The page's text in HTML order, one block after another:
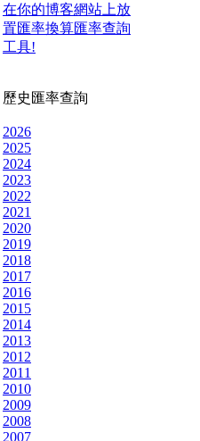
在你的博客網站上放
置匯率換算匯率查詢
工具!
歷史匯率查詢
2026
2025
2024
2023
2022
2021
2020
2019
2018
2017
2016
2015
2014
2013
2012
2011
2010
2009
2008
2007